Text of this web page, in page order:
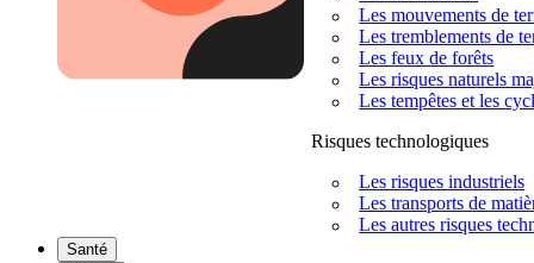
Les mouvements de
Les tremblements de
Les feux de forêts
Les risques naturels
Les tempêtes et les
Risques technologiques
Les risques industriels
Les transports de
Les autres risques
Santé